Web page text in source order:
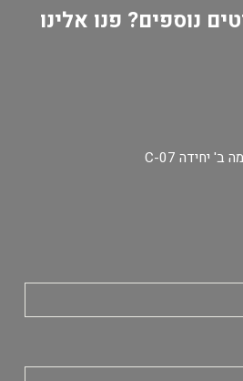
נוספים? פנו אלינו